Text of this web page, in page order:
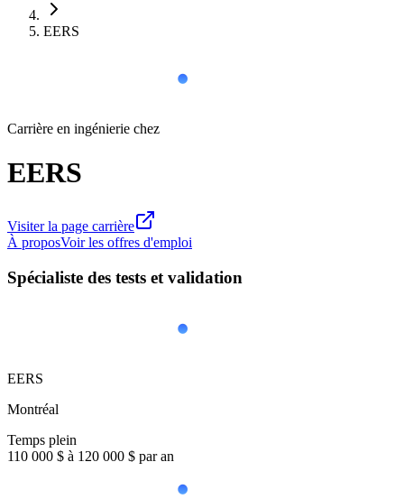
EERS
Carrière en ingénierie chez
EERS
Visiter la page carrière
À proposVoir les offres d'emploi
Spécialiste des tests et validation
EERS
Montréal
Temps plein
110 000 $ à 120 000 $ par an